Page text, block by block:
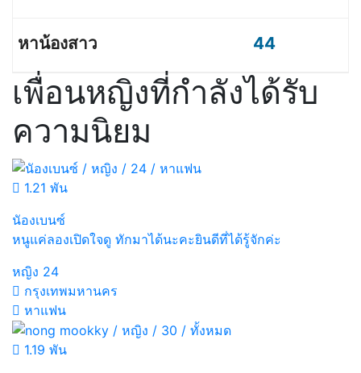
44
เพื่อนหญิงที่กำลังได้รับ
ความนิยม
1.21 พัน
นัองเบนซ์
หนูแค่ลองเปิดใจดู ทักมาได้นะคะยินดีที่ได้รู้จักค่ะ
หญิง 24
กรุงเทพมหานคร
หาแฟน
1.19 พัน